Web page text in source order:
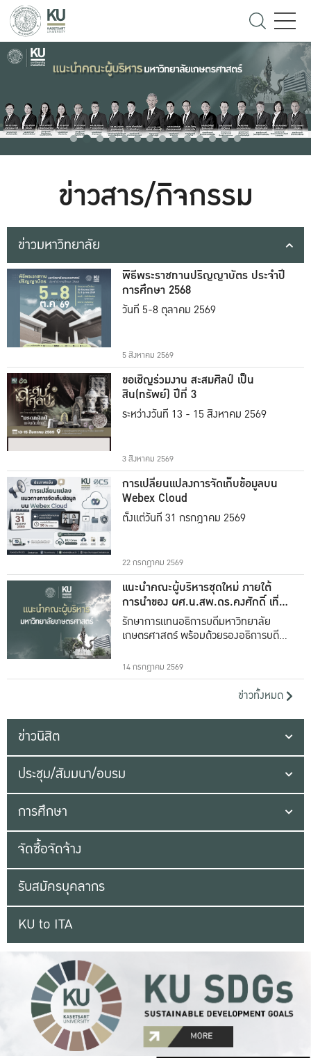
ข่าวสาร/กิจกรรม
ข่าวมหาวิทยาลัย
พิธีพระราชทานปริญญาบัตร ประจำปี
การศึกษา 2568
วันที่ 5-8 ตุลาคม 2569
5 สิงหาคม 2569
ขอเชิญร่วมงาน สะสมศิลป์ เป็น
สิน(ทรัพย์) ปีที่ 3
ระหว่างวันที่ 13 - 15 สิงหาคม 2569
3 สิงหาคม 2569
การเปลี่ยนแปลงการจัดเก็บข้อมูลบน
Webex Cloud
ตั้งแต่วันที่ 31 กรกฎาคม 2569
22 กรกฎาคม 2569
แนะนำคณะผู้บริหารชุดใหม่ ภายใต้
การนำของ ผศ.น.สพ.ดร.คงศักดิ์ เที่ยง
ธรรม
รักษาการแทนอธิการบดีมหาวิทยาลัย
เกษตรศาสตร์ พร้อมด้วยรองอธิการบดีทั้ง
14 กรกฎาคม 2569
ข่าวทั้งหมด
ข่าวนิสิต
ประชุม/สัมมนา/อบรม
การศึกษา
จัดซื้อจัดจ้าง
รับสมัครบุคลากร
KU to ITA